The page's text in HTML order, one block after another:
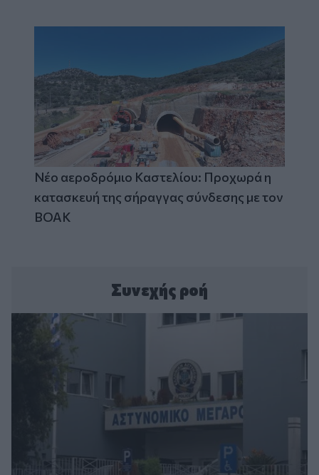
Νέο αεροδρόμιο Καστελίου: Προχωρά η
κατασκευή της σήραγγας σύνδεσης με τον
ΒΟΑΚ
Συνεχής ροή